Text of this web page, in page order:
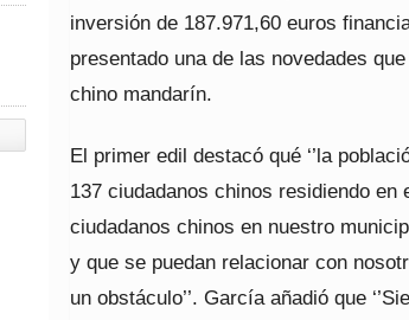
inversión de 187.971,60 euros
presentado una de las novedades
chino mandarín.
El primer edil destacó qué ‘’la
137 ciudadanos chinos residiendo
ciudadanos chinos en nuestro
y que se puedan relacionar con
un obstáculo’’. García añadió que